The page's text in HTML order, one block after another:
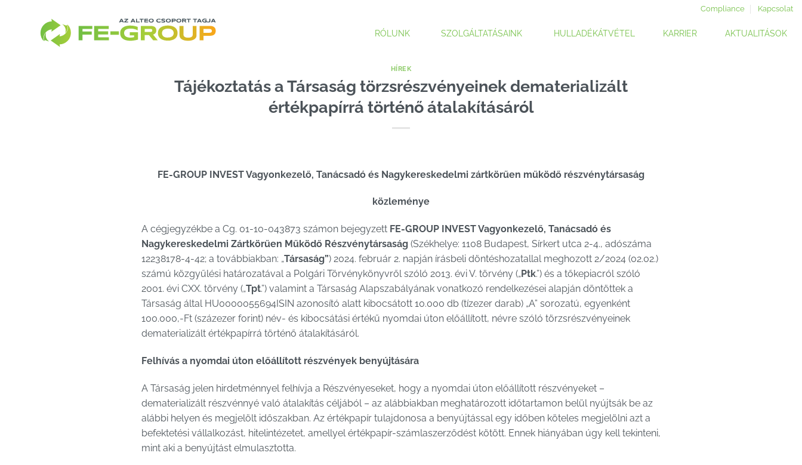
Compliance Kapcsolat
RÓLUNK SZOLGÁLTATÁSAINK HULLADÉKÁTVÉTEL KARRIER AKTUALITÁSOK
HÍREK
Tájékoztatás a Társaság törzsrészvényeinek dematerializált
értékpapírrá történő átalakításáról
FE-GROUP INVEST Vagyonkezelő, Tanácsadó és Nagykereskedelmi zártkörűen működő részvénytársaság
közleménye
A cégjegyzékbe a Cg. 01-10-043873 számon bejegyzett FE-GROUP INVEST Vagyonkezelő, Tanácsadó és
Nagykereskedelmi Zártkörűen Működő Részvénytársaság (Székhelye: 1108 Budapest, Sírkert utca 2-4., adószáma
12238178-4-42; a továbbiakban: „Társaság”) 2024. február 2. napján írásbeli döntéshozatallal meghozott 2/2024 (02.02.)
számú közgyűlési határozatával a Polgári Törvénykönyvről szóló 2013. évi V. törvény („Ptk.”) és a tőkepiacról szóló
2001. évi CXX. törvény („Tpt.”) valamint a Társaság Alapszabályának vonatkozó rendelkezései alapján döntöttek a
Társaság által HU0000055694ISIN azonosító alatt kibocsátott 10.000 db (tízezer darab) „A” sorozatú, egyenként
100.000,-Ft (százezer forint) név- és kibocsátási értékű nyomdai úton előállított, névre szóló törzsrészvényeinek
dematerializált értékpapírrá történő átalakításáról.
Felhívás a nyomdai úton előállított részvények benyújtására
A Társaság jelen hirdetménnyel felhívja a Részvényeseket, hogy a nyomdai úton előállított részvényeket –
dematerializált részvénnyé való átalakítás céljából – az alábbiakban meghatározott időtartamon belül nyújtsák be az
alábbi helyen és megjelölt időszakban. Az értékpapír tulajdonosa a benyújtással egy időben köteles megjelölni azt a
befektetési vállalkozást, hitelintézetet, amellyel értékpapír-számlaszerződést kötött. Ennek hiányában úgy kell tekinteni,
mint aki a benyújtást elmulasztotta.